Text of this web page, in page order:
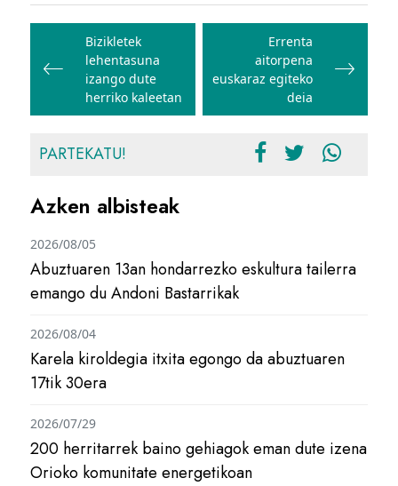
Bidalketetan
zehar
nabigatu
Bizikletek
lehentasuna
izango dute
herriko kaleetan
Errenta
aitorpena
euskaraz egiteko
deia
PARTEKATU!
Azken albisteak
Abuztuaren 13an hondarrezko eskultura tailerra
emango du Andoni Bastarrikak
2026/08/05
Karela kiroldegia itxita egongo da abuztuaren
17tik 30era
2026/08/04
200 herritarrek baino gehiagok eman dute izena
Orioko komunitate energetikoan
2026/07/29